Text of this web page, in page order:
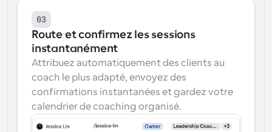
03
Route et confirmez les sessions
instantanément
Attribuez automatiquement des clients au
coach le plus adapté, envoyez des
confirmations instantanées et gardez votre
calendrier de coaching organisé.